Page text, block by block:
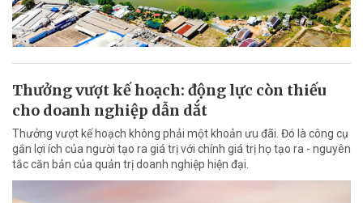
Thưởng vượt kế hoạch: động lực còn thiếu
cho doanh nghiệp dẫn dắt
Thưởng vượt kế hoạch không phải một khoản ưu đãi. Đó là công cụ
gắn lợi ích của người tạo ra giá trị với chính giá trị họ tạo ra - nguyên
tắc căn bản của quản trị doanh nghiệp hiện đại.